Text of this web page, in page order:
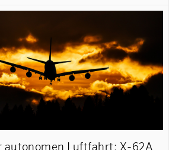
autonomen Luftfahrt: X-62A